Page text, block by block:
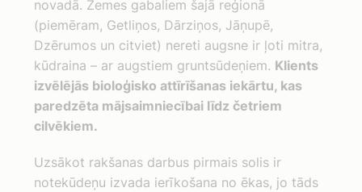
novadā. Zemes gabaliem šajā reģionā
(piemēram, Getliņos, Dārziņos, Jāņupē,
Dzērumos un citviet) nereti augsne ir ļoti mitra,
kūdraina – ar augstiem gruntsūdeņiem. Klients
izvēlējās bioloģisko attīrīšanas iekārtu, kas
paredzēta mājsaimniecībai līdz četriem
cilvēkiem.
Uzsākot rakšanas darbus pirmais solis ir
notekūdeņu izvada ierīkošana no ēkas, jo tāds